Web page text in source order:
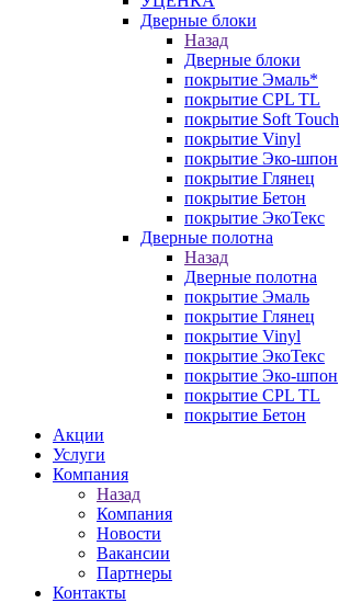
Дверные блоки
Назад
Дверные блоки
покрытие Эмаль*
покрытие CPL TL
покрытие Soft Touch
покрытие Vinyl
покрытие Эко-шпон
покрытие Глянец
покрытие Бетон
покрытие ЭкоТекс
Дверные полотна
Назад
Дверные полотна
покрытие Эмаль
покрытие Глянец
покрытие Vinyl
покрытие ЭкоТекс
покрытие Эко-шпон
покрытие CPL TL
покрытие Бетон
Акции
Услуги
Компания
Назад
Компания
Новости
Вакансии
Партнеры
Контакты